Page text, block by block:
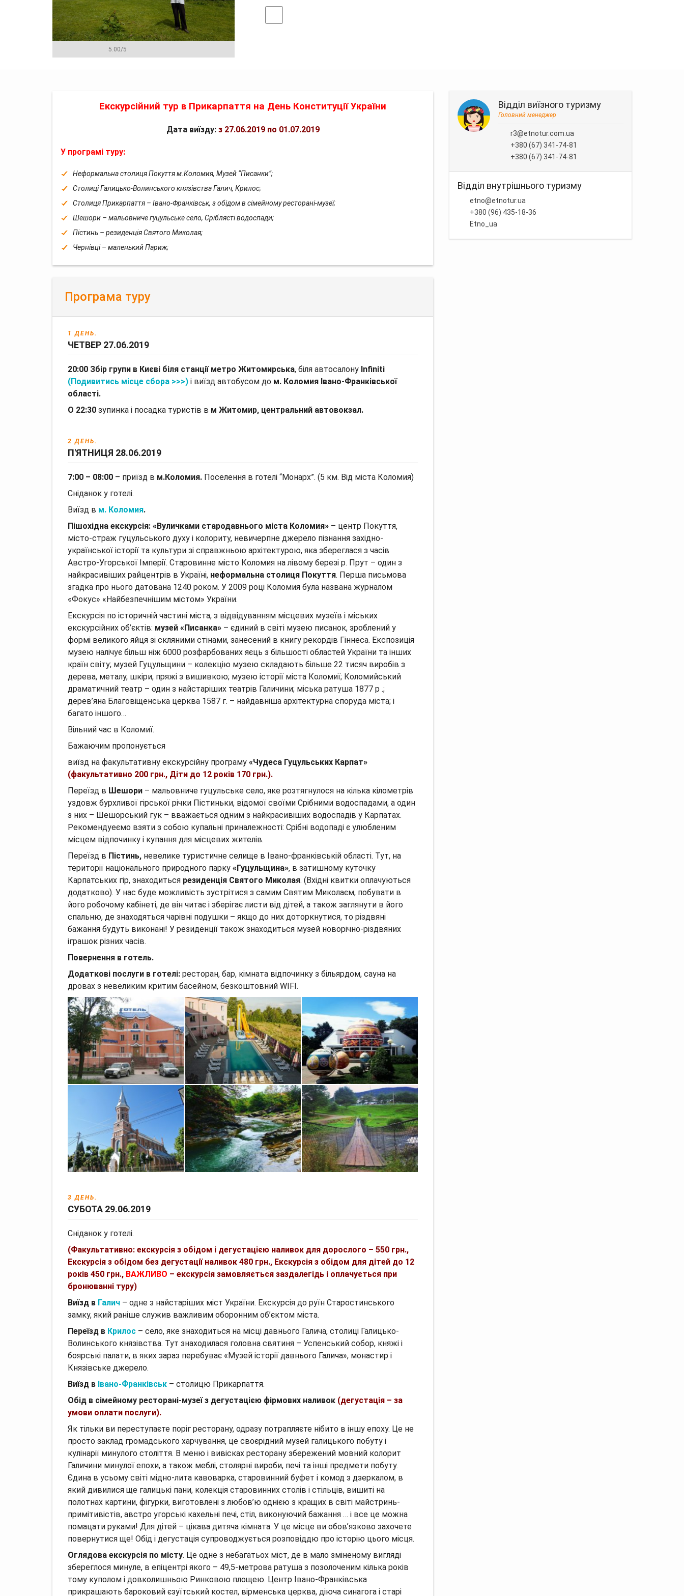
5.00/5
Екскурсійний тур в Прикарпаття на День Конституції України
Дата виїзду: з27.06.2019 по 01.07.2019
У програмі туру:
Неформальна столиця Покуття м.Коломия, Музей “Писанки”;
Столиці Галицько-Волинського князівства Галич, Крилос;
Столиця Прикарпаття – Івано-Франківськ, з обідом в сімейному ресторані-музеї;
Шешори – мальовниче гуцульське село, Сріблясті водоспади;
Пістинь – резиденція Святого Миколая;
Чернівці – маленький Париж;
Програма туру
1 ДЕНЬ.
ЧЕТВЕР 27.06.2019
20:00 Збір групи в Києві біля станції метро Житомирська, біля автосалону Infiniti
(Подивитись місце сбора >>>) і виїзд автобусом до м. Коломия Івано-Франківської
області.
О 22:30 зупинка і посадка туристів в м Житомир, центральний автовокзал.
2 ДЕНЬ.
П'ЯТНИЦЯ 28.06.2019
7:00 – 08:00 – приїзд в м.Коломия. Поселення в готелі “Монарх”. (5 км. Від міста Коломия)
Сніданок у готелі.
Виїзд в м. Коломия.
Пішохідна екскурсія: «Вуличками стародавнього міста Коломия» – центр Покуття,
місто-страж гуцульського духу і колориту, невичерпне джерело пізнання західно-
української історії та культури зі справжньою архітектурою, яка збереглася з часів
Австро-Угорської Імперії. Старовинне місто Коломия на лівому березі р. Прут – один з
найкрасивіших райцентрів в Україні, неформальна столиця Покуття. Перша письмова
згадка про нього датована 1240 роком. У 2009 році Коломия була названа журналом
«Фокус» «Найбезпечнішим містом» України.
Екскурсія по історичній частині міста, з відвідуванням місцевих музеїв і міських
екскурсійних об’єктів: музей «Писанка» – єдиний в світі музею писанок, зроблений у
формі великого яйця зі скляними стінами, занесений в книгу рекордів Гіннеса. Експозиція
музею налічує більш ніж 6000 розфарбованих яєць з більшості областей України та інших
країн світу; музей Гуцульщини – колекцію музею складають більше 22 тисяч виробів з
дерева, металу, шкіри, пряжі з вишивкою; музею історії міста Коломиї; Коломийський
драматичний театр – один з найстаріших театрів Галичини; міська ратуша 1877 р .;
дерев’яна Благовіщенська церква 1587 г. – найдавніша архітектурна споруда міста; і
багато іншого…
Вільний час в Коломиї.
Бажаючим пропонується
виїзд на факультативну екскурсійну програму «Чудеса Гуцульських Карпат»
(факультативно 200 грн., Діти до 12 років 170 грн.).
Переїзд в Шешори – мальовниче гуцульське село, яке розтягнулося на кілька кілометрів
уздовж бурхливої ​​гірської річки Пістиньки, відомої своїми Срібними водоспадами, а один
з них – Шешорський гук – вважається одним з найкрасивіших водоспадів у Карпатах.
Рекомендуеємо взяти з собою купальні приналежності: Срібні водопаді є улюбленим
місцем відпочинку і купання для місцевих жителів.
Переїзд в Пістинь, невелике туристичне селище в Івано-франківській області. Тут, на
території національного природного парку «Гуцульщина», в затишному куточку
Карпатських гір, знаходиться резиденція Святого Миколая. (Вхідні квитки оплачуються
додатково). У нас буде можливість зустрітися з самим Святим Миколаєм, побувати в
його робочому кабінеті, де він читає і зберігає листи від дітей, а також заглянути в його
спальню, де знаходяться чарівні подушки – якщо до них доторкнутися, то різдвяні
бажання будуть виконані! У резиденції також знаходиться музей новорічно-різдвяних
іграшок різних часів.
Повернення в готель.
Додаткові послуги в готелі: ресторан, бар, кімната відпочинку з більярдом, сауна на
дровах з невеликим критим басейном, безкоштовний WIFI.
3 ДЕНЬ.
СУБОТА 29.06.2019
Сніданок у готелі.
(Факультативно: екскурсія з обідом і дегустацією наливок для дорослого – 550 грн.,
Екскурсія з обідом без дегустації наливок 480 грн., Екскурсія з обідом для дітей до 12
років 450 грн., ВАЖЛИВО – екскурсія замовляється заздалегідь і оплачується при
бронюванні туру)
Виїзд в Галич – одне з найстаріших міст України. Екскурсія до руїн Старостинського
замку, який раніше служив важливим оборонним об’єктом міста.
Переїзд в Крилос – село, яке знаходиться на місці давнього Галича, столиці Галицько-
Волинського князівства. Тут знаходилася головна святиня – Успенський собор, княжі і
боярські палати, в яких зараз перебуває «Музей історії давнього Галича», монастир і
Князівське джерело.
Виїзд в Івано-Франківськ – столицю Прикарпаття.
Обід в сімейному ресторані-музеї з дегустацією фірмових наливок (дегустація – за
умови оплати послуги).
Як тільки ви переступаєте поріг ресторану, одразу потрапляєте нібито в іншу епоху. Це не
просто заклад громадського харчування, це своєрідний музей галицького побуту і
кулінарії минулого століття. В меню і вивісках ресторану збережений мовний колорит
Галичини минулої епохи, а також меблі, столярні вироби, печі та інші предмети побуту.
Єдина в усьому світі мідно-лита кавоварка, старовинний буфет і комод з дзеркалом, в
який дивилися ще галицькі пани, колекція старовинних столів і стільців, вишиті на
полотнах картини, фігурки, виготовлені з любов’ю однією з кращих в світі майстринь-
примітивістів, австро угорські кахельні печі, стіл, виконуючий бажання … і все це можна
помацати руками! Для дітей – цікава дитяча кімната. У це місце ви обов’язково захочете
повернутися ще! Обід і дегустація супроводжується розповіддю про історію цього місця.
Оглядова екскурсія по місту. Це одне з небагатьох міст, де в мало зміненому вигляді
збереглося минуле, в епіцентрі якого – 49,5-метрова ратуша з позолоченим кілька років
тому куполом і довколишньою Ринковою площею. Центр Івано-Франківська
прикрашають бароковий єзуїтський костел, вірменська церква, діюча синагога і старі
Відділ виїзного туризму
Головний менеджер
r3@etnotur.com.ua
+380 (67) 341-74-81
+380 (67) 341-74-81
Відділ внутрішнього туризму
etno@etnotur.ua
+380 (96) 435-18-36
Etno_ua